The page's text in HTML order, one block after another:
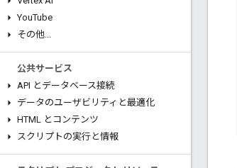
YouTube
その他...
公共サービス
API とデータベース接続
データのユーザビリティと最適化
HTML とコンテンツ
スクリプトの実行と情報